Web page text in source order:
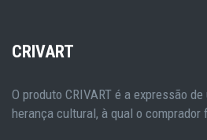
CRIVART
O produto CRIVART é a expressão
herança cultural, à qual o comprador